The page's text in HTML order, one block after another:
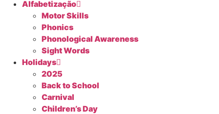
Alfabetização
Motor Skills
Phonics
Phonological Awareness
Sight Words
Holidays
2025
Back to School
Carnival
Children’s Day